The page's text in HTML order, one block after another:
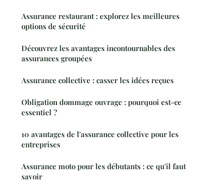
Assurance restaurant : explorez les meilleures
options de sécurité
Découvrez les avantages incontournables des
assurances groupées
Assurance collective : casser les idées reçues
Obligation dommage ouvrage : pourquoi est-ce
essentiel ?
10 avantages de l'assurance collective pour les
entreprises
Assurance moto pour les débutants : ce qu'il faut
savoir